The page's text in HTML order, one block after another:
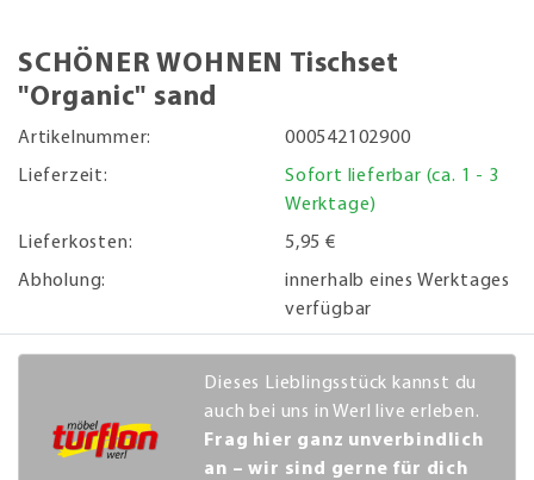
SCHÖNER WOHNEN Tischset
"Organic" sand
Artikelnummer:
000542102900
Lieferzeit:
Sofort lieferbar (ca. 1 - 3
Werktage)
Lieferkosten:
5,95 €
Abholung:
innerhalb eines Werktages
verfügbar
Dieses Lieblingsstück kannst du
auch bei uns in Werl live erleben.
Frag hier ganz unverbindlich
an – wir sind gerne für dich